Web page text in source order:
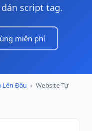
script tag.
miễn phí
Lên Đầu › Website Tự